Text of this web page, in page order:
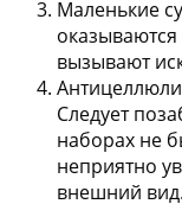
Маленькие
вызывают
Следует
наборах не
неприятно
внешний